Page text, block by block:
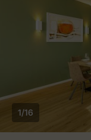
1/16